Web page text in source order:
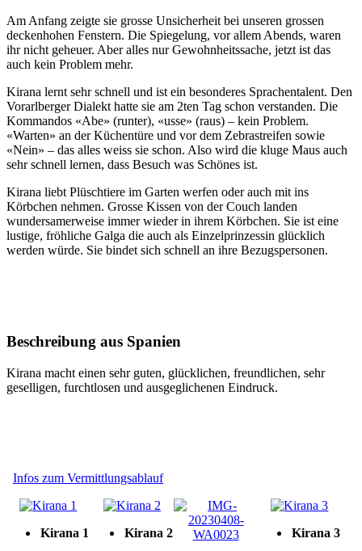
Am Anfang zeigte sie grosse Unsicherheit bei unseren grossen
deckenhohen Fenstern. Die Spiegelung, vor allem Abends, waren
ihr nicht geheuer. Aber alles nur Gewohnheitssache, jetzt ist das
auch kein Problem mehr.
Kirana lernt sehr schnell und ist ein besonderes Sprachentalent. Den
Vorarlberger Dialekt hatte sie am 2ten Tag schon verstanden. Die
Kommandos «Abe» (runter), «usse» (raus) – kein Problem.
«Warten» an der Küchentüre und vor dem Zebrastreifen sowie
«Nein» – das alles weiss sie schon. Also wird die kluge Maus auch
sehr schnell lernen, dass Besuch was Schönes ist.
Kirana liebt Plüschtiere im Garten werfen oder auch mit ins
Körbchen nehmen. Grosse Kissen von der Couch landen
wundersamerweise immer wieder in ihrem Körbchen. Sie ist eine
lustige, fröhliche Galga die auch als Einzelprinzessin glücklich
werden würde. Sie bindet sich schnell an ihre Bezugspersonen.
Beschreibung aus Spanien
Kirana macht einen sehr guten, glücklichen, freundlichen, sehr
geselligen, furchtlosen und ausgeglichenen Eindruck.
Infos zum Vermittlungsablauf
Kirana 1 Kirana 2 Kirana 3